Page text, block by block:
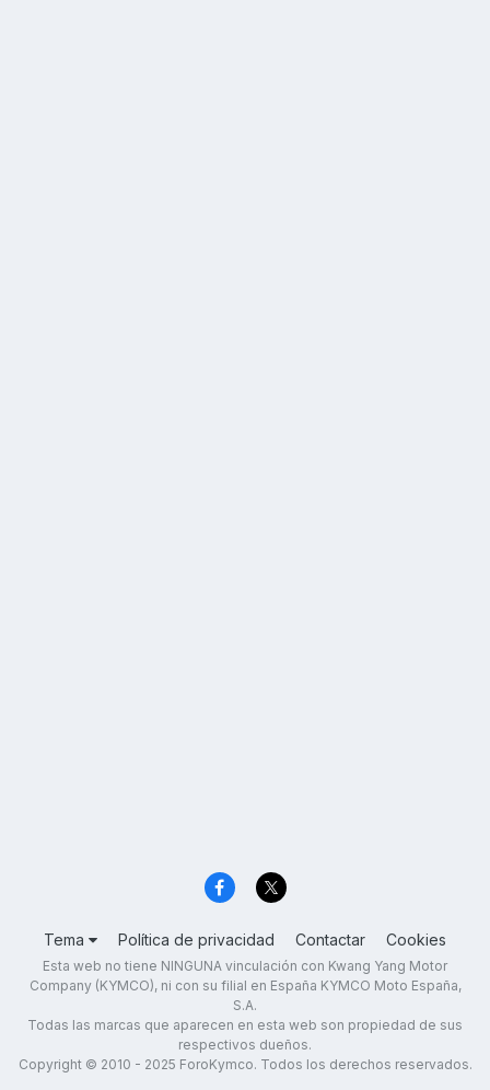
Tema Política de privacidad Contactar Cookies
Esta web no tiene NINGUNA vinculación con Kwang Yang Motor
Company (KYMCO), ni con su filial en España KYMCO Moto España,
S.A.
Todas las marcas que aparecen en esta web son propiedad de sus
respectivos dueños.
Copyright © 2010 - 2025 ForoKymco. Todos los derechos reservados.